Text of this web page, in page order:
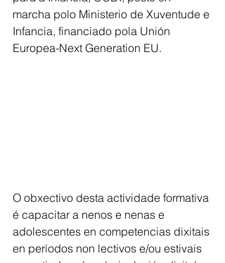
marcha polo Ministerio de Xuventude e
Infancia, financiado pola Unión
Europea-Next Generation EU.
O obxectivo desta actividade formativa
é capacitar a nenos e nenas e
adolescentes en competencias dixitais
en períodos non lectivos e/ou estivais